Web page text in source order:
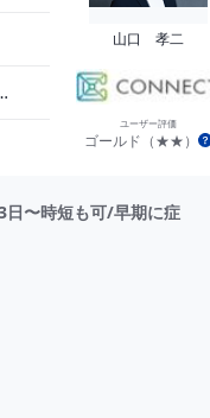
、小児科、産婦人科、婦人科、眼科、耳鼻咽喉科、皮膚科、泌尿器科、放射線科、人工透析、麻酔科、美容外科、人間ドック・検診、その他
山口 孝二
ユーザー評価
ゴールド（★★）
日〜時短も可/早期に症